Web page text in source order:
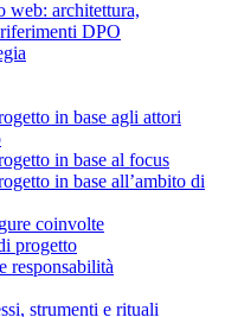
web: architettura,
DPO
in base agli attori
in base al focus
in base all’ambito di
coinvolte
progetto
responsabilità
strumenti e rituali